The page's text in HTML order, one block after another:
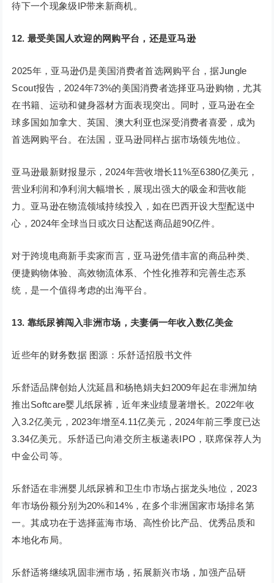
待下一个现象级IP带来新商机。
12. 最受美国人欢迎的网购平台，还是亚马逊
2025年，亚马逊仍是美国消费者首选网购平台，据Jungle
Scout报告，2024年73%的美国消费者选择亚马逊购物，尤其
在书籍、运动和健身器材方面表现突出。同时，亚马逊在全
球多国如加拿大、英国、澳大利亚也深受消费者喜爱，成为
首选网购平台。在法国，亚马逊同样占据市场领先地位。
亚马逊最新财报显示，2024年营收增长11%至6380亿美元，
营业利润和净利润大幅增长，展现出强大的吸金和营收能
力。亚马逊在物流领域持续投入，如在巴西开设大型配送中
心，2024年全球当日或次日达配送商品超90亿件。
对于跨境电商新手卖家而言，亚马逊凭借丰富的商品种类、
便捷购物体验、高效物流体系、个性化推荐和完善生态系
统，是一个值得考虑的出海平台。
13. 靠纸尿裤闯入非洲市场，夫妻俩一年收入数亿美金
近些年的财务数据 图源：乐舒适招股书文件
乐舒适品牌创始人沈延昌和杨艳娟夫妇2009年起在非洲加纳
推出Softcare婴儿纸尿裤，近年来业绩显著增长。2022年收
入3.2亿美元，2023年增至4.11亿美元，2024年前三季度已达
3.34亿美元。乐舒适已向港交所主板递表IPO，联席保荐人为
中金公司等。
乐舒适在非洲婴儿纸尿裤和卫生巾市场占据龙头地位，2023
年市场份额分别为20%和14%，在多个非洲国家市场排名第
一。其成功在于选择蓝海市场、高性价比产品、优秀品质和
本地化布局。
乐舒适将继续巩固非洲市场，拓展新兴市场，加强产品研